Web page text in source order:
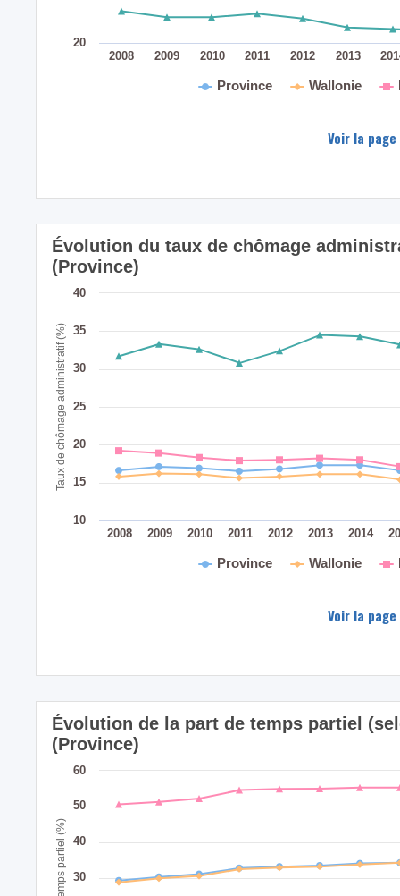
Province Wallonie
2008 2009 2010 2011 2012 2013
20
Voir la
Taux de chômage administratif (%)
Évolution du taux de chômage
(Province)
Province Wallonie
2008 2009 2010 2011 2012 2013 2014
10
15
20
25
30
35
40
Voir la
Évolution de la part de temps partiel
(Province)
30
40
50
60